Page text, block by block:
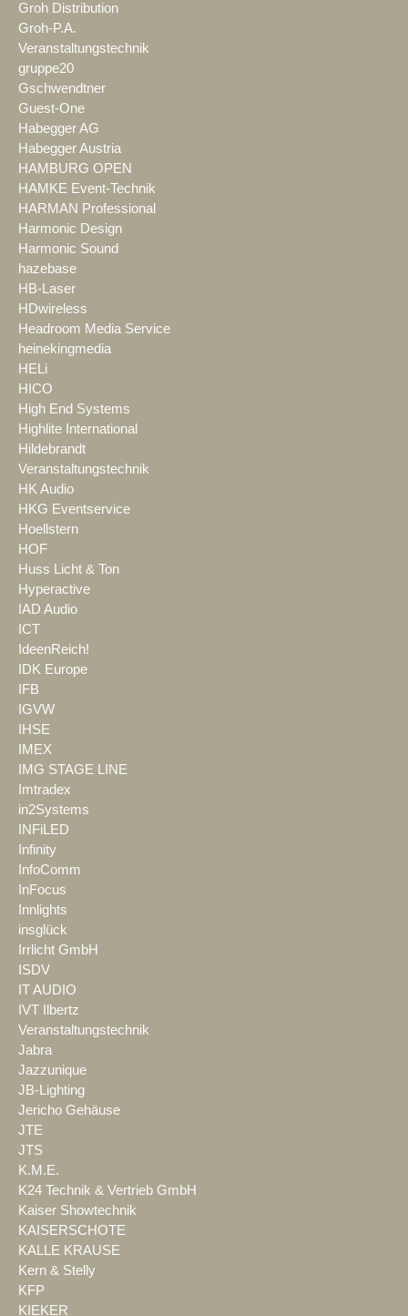
Groh Distribution
Groh-P.A.
Veranstaltungstechnik
gruppe20
Gschwendtner
Guest-One
Habegger AG
Habegger Austria
HAMBURG OPEN
HAMKE Event-Technik
HARMAN Professional
Harmonic Design
Harmonic Sound
hazebase
HB-Laser
HDwireless
Headroom Media Service
heinekingmedia
HELi
HICO
High End Systems
Highlite International
Hildebrandt
Veranstaltungstechnik
HK Audio
HKG Eventservice
Hoellstern
HOF
Huss Licht & Ton
Hyperactive
IAD Audio
ICT
IdeenReich!
IDK Europe
IFB
IGVW
IHSE
IMEX
IMG STAGE LINE
Imtradex
in2Systems
INFiLED
Infinity
InfoComm
InFocus
Innlights
insglück
Irrlicht GmbH
ISDV
IT AUDIO
IVT Ilbertz
Veranstaltungstechnik
Jabra
Jazzunique
JB-Lighting
Jericho Gehäuse
JTE
JTS
K.M.E.
K24 Technik & Vertrieb GmbH
Kaiser Showtechnik
KAISERSCHOTE
KALLE KRAUSE
Kern & Stelly
KFP
KIEKER